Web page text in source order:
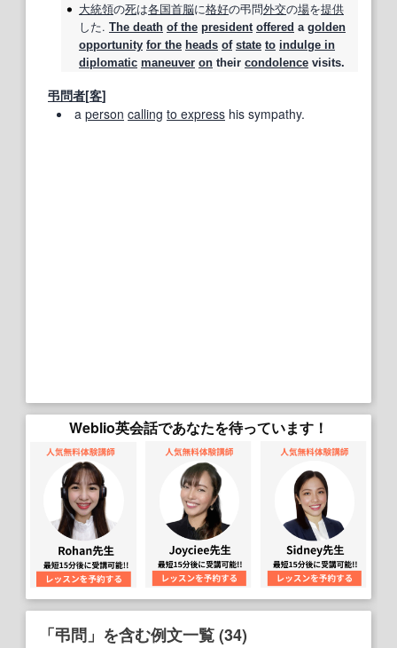
大統領の死は各国首脳に格好の弔問外交の場を提供
した. The death of the president offered a golden
opportunity for the heads of state to indulge in
diplomatic maneuver on their condolence visits.
弔問者[客]
a person calling to express his sympathy.
Weblio英会話であなたを待っています！
「弔問」を含む例文一覧 (34)